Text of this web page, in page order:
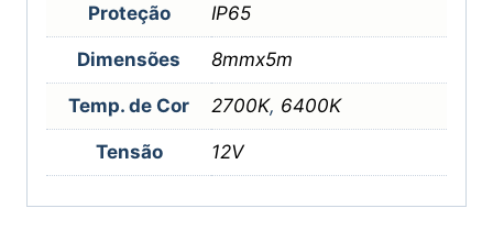
Proteção IP65
Dimensões 8mmx5m
Temp. de Cor 2700K, 6400K
Tensão 12V